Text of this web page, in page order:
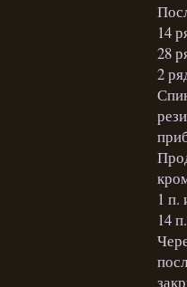
14
28
2
1 п.
14